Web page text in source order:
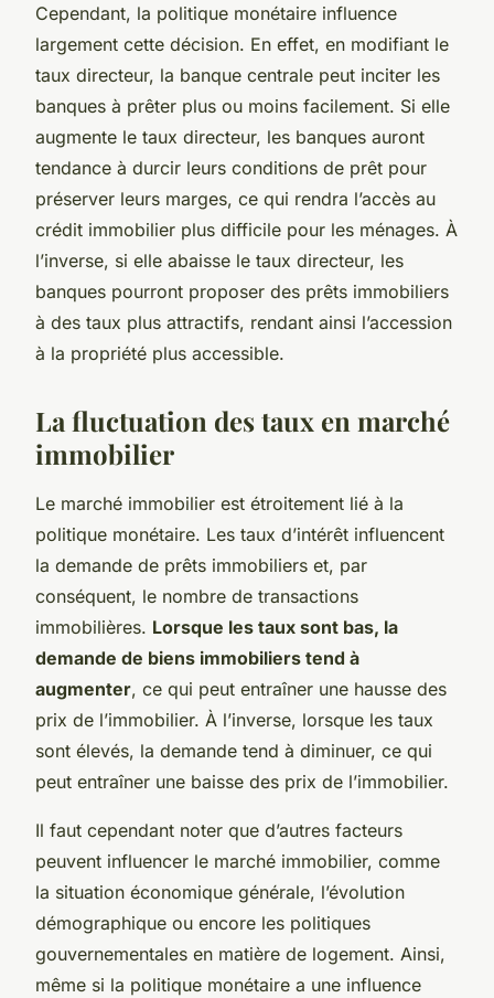
Cependant, la politique monétaire influence
largement cette décision. En effet, en modifiant le
taux directeur, la banque centrale peut inciter les
banques à prêter plus ou moins facilement. Si elle
augmente le taux directeur, les banques auront
tendance à durcir leurs conditions de prêt pour
préserver leurs marges, ce qui rendra l’accès au
crédit immobilier plus difficile pour les ménages. À
l’inverse, si elle abaisse le taux directeur, les
banques pourront proposer des prêts immobiliers
à des taux plus attractifs, rendant ainsi l’accession
à la propriété plus accessible.
La fluctuation des taux en marché
immobilier
Le marché immobilier est étroitement lié à la
politique monétaire. Les taux d’intérêt influencent
la demande de prêts immobiliers et, par
conséquent, le nombre de transactions
immobilières. Lorsque les taux sont bas, la
demande de biens immobiliers tend à
augmenter, ce qui peut entraîner une hausse des
prix de l’immobilier. À l’inverse, lorsque les taux
sont élevés, la demande tend à diminuer, ce qui
peut entraîner une baisse des prix de l’immobilier.
Il faut cependant noter que d’autres facteurs
peuvent influencer le marché immobilier, comme
la situation économique générale, l’évolution
démographique ou encore les politiques
gouvernementales en matière de logement. Ainsi,
même si la politique monétaire a une influence